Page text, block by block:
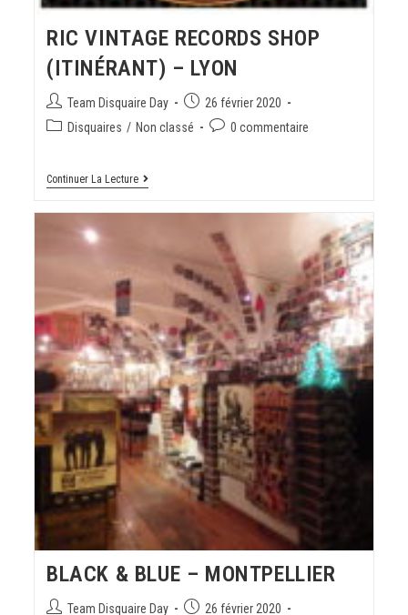
RIC VINTAGE RECORDS SHOP
(ITINÉRANT) – LYON
Team Disquaire Day
26 février 2020
Disquaires / Non classé 0 commentaire
Continuer La Lecture
BLACK & BLUE – MONTPELLIER
Team Disquaire Day 26 février 2020